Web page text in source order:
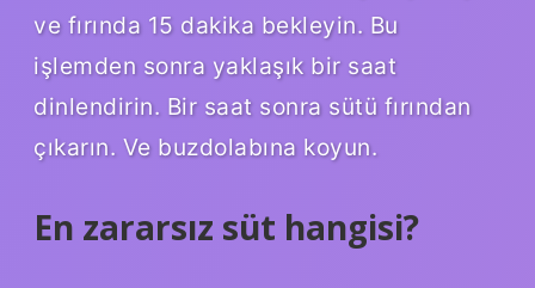
ve fırında 15 dakika bekleyin. Bu
işlemden sonra yaklaşık bir saat
dinlendirin. Bir saat sonra sütü fırından
çıkarın. Ve buzdolabına koyun.
En zararsız süt hangisi?